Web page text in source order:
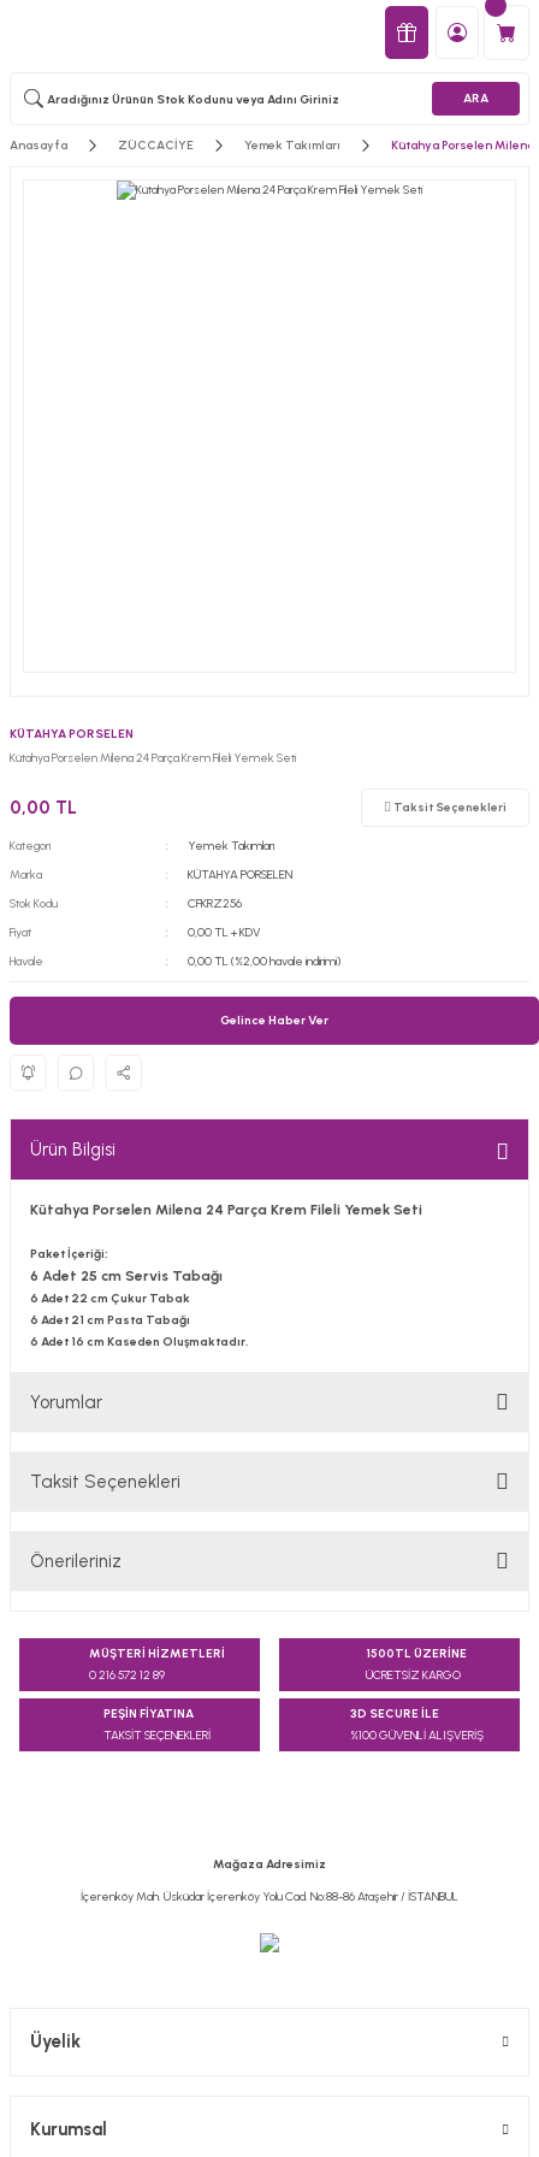
ARA
Anasayfa ZÜCCACİYE Yemek Takımları Kütahya Porselen Milena
KÜTAHYA PORSELEN
Kütahya Porselen Milena 24 Parça Krem Fileli Yemek Seti
0,00 TL Taksit Seçenekleri
Kategori
Yemek Takımları
Marka
KÜTAHYA PORSELEN
Stok Kodu
CFKRZ256
Fiyat
0,00 TL + KDV
Havale
0,00 TL (%2,00 havale indirimi)
Gelince Haber Ver
Ürün Bilgisi
Kütahya Porselen Milena 24 Parça Krem Fileli Yemek Seti
Paket İçeriği;
6 Adet 25 cm Servis Tabağı
6 Adet 22 cm Çukur Tabak
6 Adet 21 cm Pasta Tabağı
6 Adet 16 cm Kaseden Oluşmaktadır.
Yorumlar
Taksit Seçenekleri
Önerileriniz
konularda yetersiz gördüğünüz noktaları öneri formunu
kullanarak tarafımıza iletebilirsiniz.
Ürün resmi kalitesiz, bozuk veya görüntülenemiyor.
MÜŞTERİ HİZMETLERİ
0 216 572 12 89
1500TL ÜZERİNE
ÜCRETSİZ KARGO
PEŞİN FİYATINA
TAKSİT SEÇENEKLERİ
3D SECURE İLE
%100 GÜVENLİ ALIŞVERİŞ
Mağaza Adresimiz
İçerenköy Mah. Üsküdar İçerenköy Yolu Cad. No:88-86 Ataşehir / İSTANBUL
Üyelik
Kurumsal